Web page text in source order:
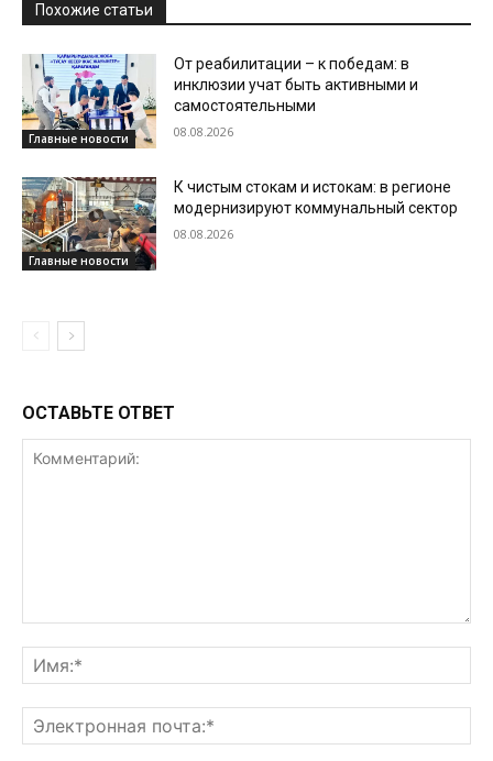
Похожие статьи
Главные новости
От реабилитации – к победам: в
инклюзии учат быть активными и
самостоятельными
08.08.2026
Главные новости
К чистым стокам и истокам: в регионе
модернизируют коммунальный сектор
08.08.2026
ОСТАВЬТЕ ОТВЕТ